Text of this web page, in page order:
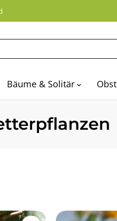
Bäume & Solitär Obst